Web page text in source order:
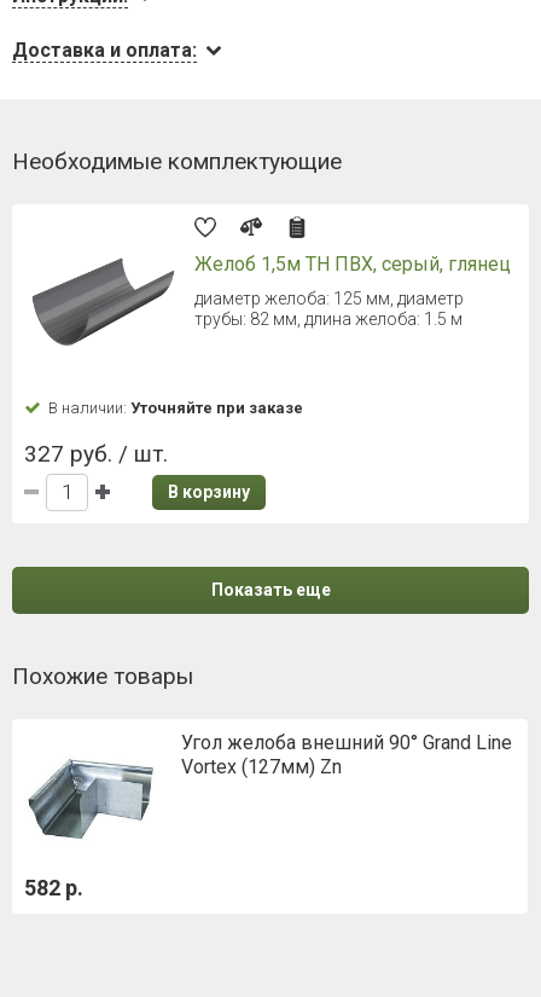
Доставка и оплата:
Необходимые комплектующие
Желоб 1,5м ТН ПВХ, серый, глянец
диаметр желоба: 125 мм, диаметр
трубы: 82 мм, длина желоба: 1.5 м
В наличии: Уточняйте при заказе
327 руб. / шт.
В корзину
Показать еще
Похожие товары
Угол желоба внешний 90° Grand Line
Vortex (127мм) Zn
582 р.